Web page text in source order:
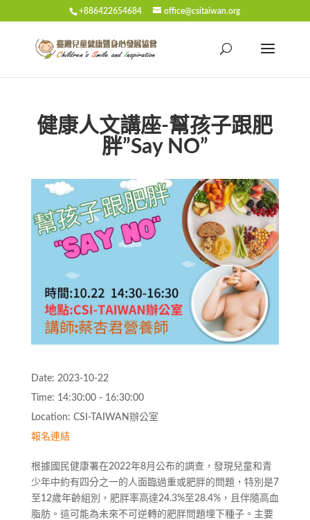
+886422654684 office@csitaiwan.org
健康人文講座-幫孩子跟肥
胖”Say NO”
Date: 2023-10-22
Time: 14:30:00 - 16:30:00
Location: CSI-TAIWAN辦公室
報名連結
根據國民健康署在2022年8月公布的調查，發現兒童和青
少年中約有四分之一的人面臨過重或肥胖的問題，特別是7
至12歲年齡組別，肥胖率高達24.3%至28.4%，且伴隨高血
脂肪。這可能為未來不可逆轉的肥胖問題埋下種子。主要